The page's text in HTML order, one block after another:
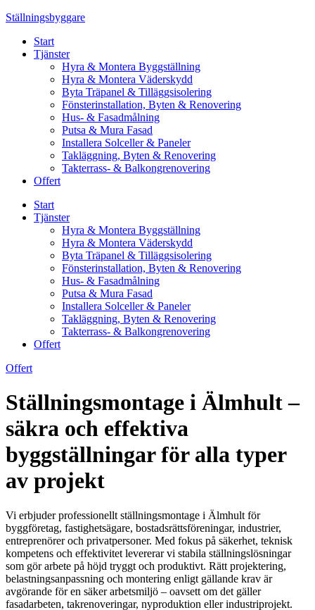
Skip
content
Ställningsbyggare
Start
Tjänster
Hyra & Montera Byggställning
Hyra & Montera Väderskydd
Byta Träpanel & Tilläggsisolering
Fönsterinstallation, Byten & Renovering
Hus- & Fasadmålning
Putsa & Mura Fasad
Installera Solceller & Paneler
Takläggning, Byten & Renovering
Takterrass- & Balkongrenovering
Offert
Start
Tjänster
Hyra & Montera Byggställning
Hyra & Montera Väderskydd
Byta Träpanel & Tilläggsisolering
Fönsterinstallation, Byten & Renovering
Hus- & Fasadmålning
Putsa & Mura Fasad
Installera Solceller & Paneler
Takläggning, Byten & Renovering
Takterrass- & Balkongrenovering
Offert
Offert
Ställningsmontage i Älmhult –
säkra och effektiva
byggställningar för alla typer
av projekt
Vi erbjuder professionellt ställningsmontage i Älmhult för
byggföretag, fastighetsägare, bostadsrättsföreningar, industrier,
entreprenörer och privatpersoner. Med fokus på säkerhet, teknisk
kompetens och effektivitet levererar vi stabila ställningslösningar
som gör arbete på höjd tryggt och produktivt. Rätt projektering,
belastningsanpassning och montering enligt gällande krav är
avgörande för en säker arbetsmiljö – oavsett om det gäller
fasadarbeten, takrenoveringar, nyproduktion eller industriprojekt.